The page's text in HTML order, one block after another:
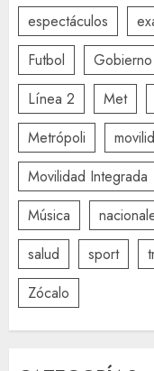
espectáculos
Futbol
Línea 2
Met
Metrópoli
Movilidad Integrada
Música
salud
sport
Zócalo